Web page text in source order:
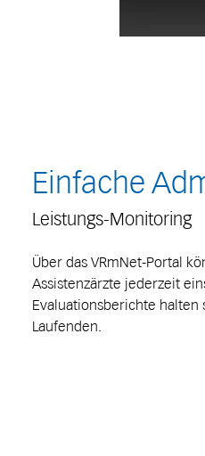
Einfache
Leistungs-Monitoring
Über das VRmNet-Portal
Assistenzärzte jederzeit
Evaluationsberichte
Laufenden.